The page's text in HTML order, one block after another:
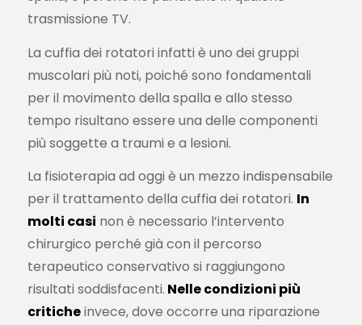
trasmissione TV.
La cuffia dei rotatori infatti è uno dei gruppi
muscolari più noti, poiché sono fondamentali
per il movimento della spalla e allo stesso
tempo risultano essere una delle componenti
più soggette a traumi e a lesioni.
La fisioterapia ad oggi è un mezzo indispensabile
per il trattamento della cuffia dei rotatori. In
molti casi non è necessario l’intervento
chirurgico perché già con il percorso
terapeutico conservativo si raggiungono
risultati soddisfacenti. Nelle condizioni più
criticheinvece, dove occorre una riparazione